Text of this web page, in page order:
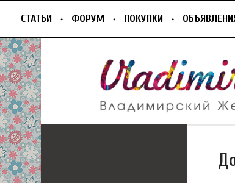
СТАТЬИ ФОРУМ ПОКУПКИ